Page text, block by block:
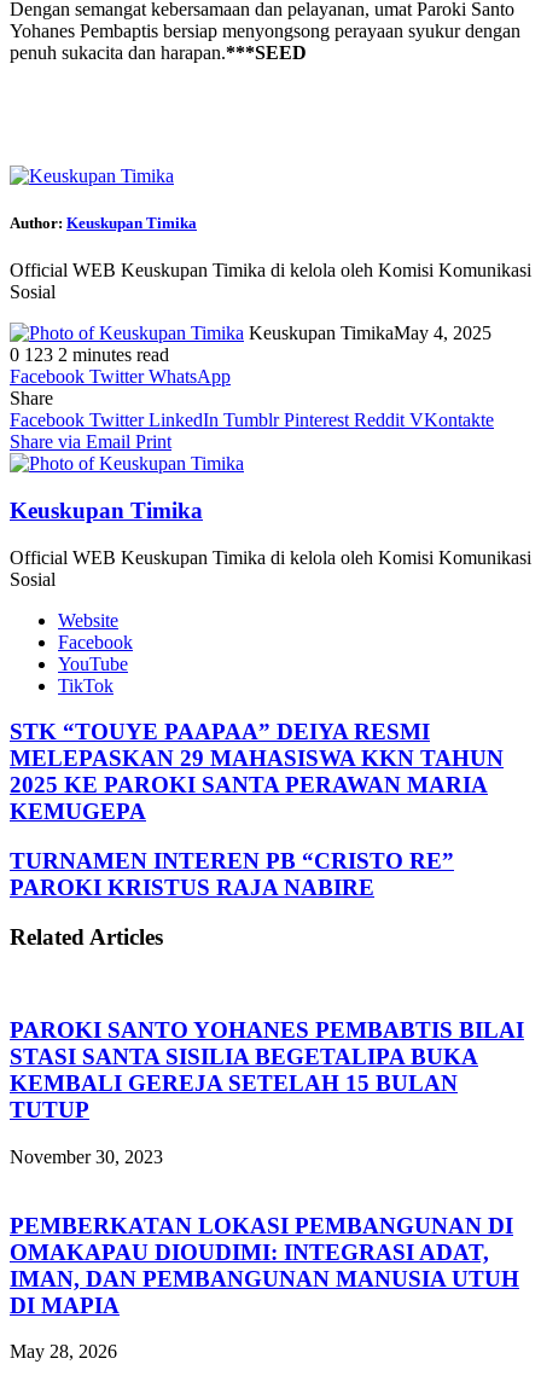
Dengan semangat kebersamaan dan pelayanan, umat Paroki Santo
Yohanes Pembaptis bersiap menyongsong perayaan syukur dengan
penuh sukacita dan harapan.***SEED
Author: Keuskupan Timika
Official WEB Keuskupan Timika di kelola oleh Komisi Komunikasi
Sosial
Keuskupan TimikaMay 4, 2025
0 123 2 minutes read
Facebook Twitter WhatsApp
Share
Facebook Twitter LinkedIn Tumblr Pinterest Reddit VKontakte
Share via Email Print
Keuskupan Timika
Official WEB Keuskupan Timika di kelola oleh Komisi Komunikasi
Sosial
Website
Facebook
YouTube
TikTok
STK “TOUYE PAAPAA” DEIYA RESMI
MELEPASKAN 29 MAHASISWA KKN TAHUN
2025 KE PAROKI SANTA PERAWAN MARIA
KEMUGEPA
TURNAMEN INTEREN PB “CRISTO RE”
PAROKI KRISTUS RAJA NABIRE
Related Articles
PAROKI SANTO YOHANES PEMBABTIS BILAI
STASI SANTA SISILIA BEGETALIPA BUKA
KEMBALI GEREJA SETELAH 15 BULAN
TUTUP
November 30, 2023
PEMBERKATAN LOKASI PEMBANGUNAN DI
OMAKAPAU DIOUDIMI: INTEGRASI ADAT,
IMAN, DAN PEMBANGUNAN MANUSIA UTUH
DI MAPIA
May 28, 2026